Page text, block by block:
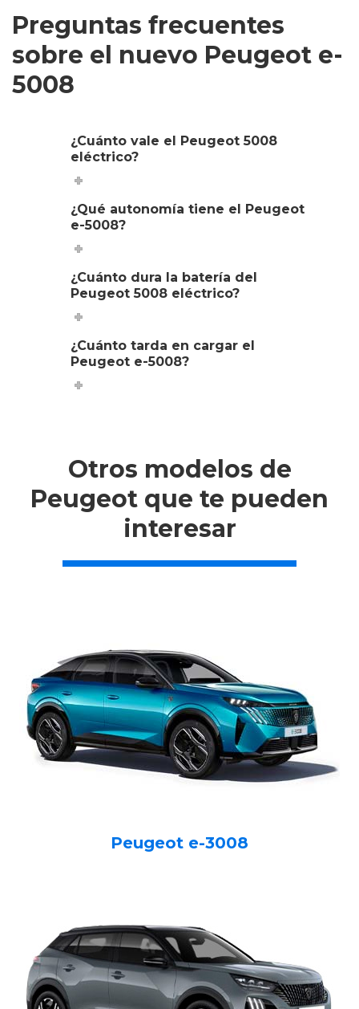
Preguntas frecuentes
sobre el nuevo Peugeot e-
5008
¿Cuánto vale el Peugeot 5008
eléctrico?
¿Qué autonomía tiene el Peugeot
e-5008?
¿Cuánto dura la batería del
Peugeot 5008 eléctrico?
¿Cuánto tarda en cargar el
Peugeot e-5008?
Otros modelos de
Peugeot que te pueden
interesar
Peugeot e-3008